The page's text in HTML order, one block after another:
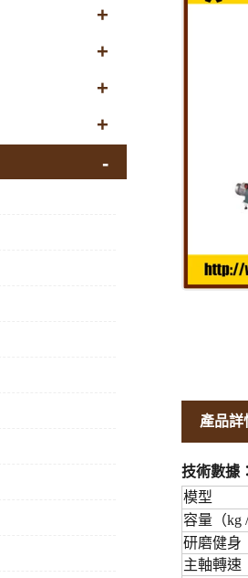
產品詳
技術數據：
模型
容量（kg /
研磨健身
主軸轉速